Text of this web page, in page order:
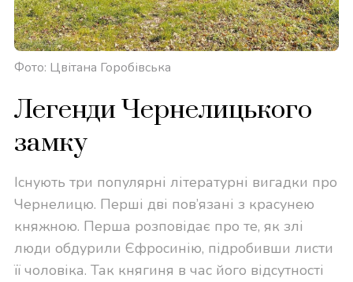
Фото: Цвітана Горобівська
Легенди Чернелицького
замку
Існують три популярні літературні вигадки про
Чернелицю. Перші дві пов’язані з красунею
княжною. Перша розповідає про те, як злі
люди обдурили Єфросинію, підробивши листи
її чоловіка. Так княгиня в час його відсутності